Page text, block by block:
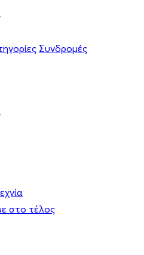
Συνδρομές
στο τέλος